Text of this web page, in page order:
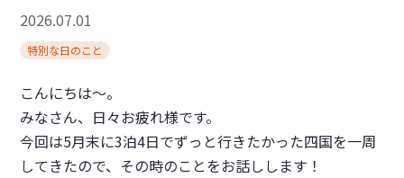
2026.07.01
特別な日のこと
こんにちは〜。
みなさん、日々お疲れ様です。
今回は5月末に3泊4日でずっと行きたかった四国を一周
してきたので、その時のことをお話しします！